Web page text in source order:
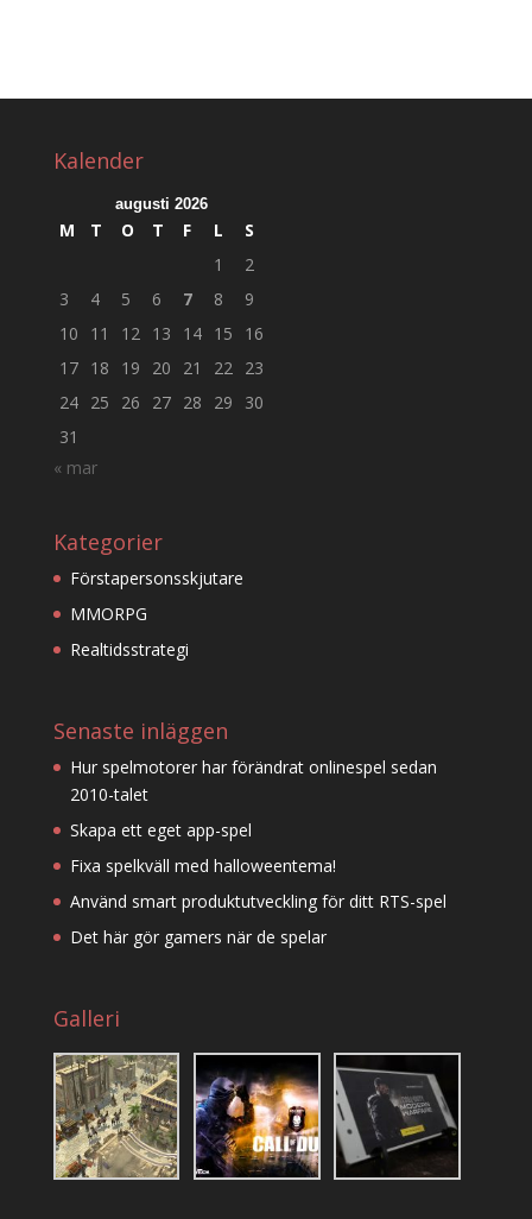
Kalender
augusti 2026
M T O T F L
S
1
2
3
4 5 6 7 8
9
10
11 12 13 14 15
16
17 18 19 20 21 22 23
24 25 26 27 28 29
30
31
« mar
Kategorier
Förstapersonsskjutare
MMORPG
Realtidsstrategi
Senaste inläggen
Hur spelmotorer har förändrat onlinespel sedan
2010-talet
Skapa ett eget app-spel
Fixa spelkväll med halloweentema!
Använd smart produktutveckling för ditt RTS-spel
Det här gör gamers när de spelar
Galleri